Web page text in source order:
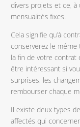
divers projets et ce,
mensualités fixes.
Cela signifie qu’à
conserverez le
la fin de votre contrat
être intéressant si
surprises, les
rembourser chaque
Il existe deux types
affectés qui